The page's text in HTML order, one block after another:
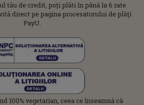
tău de credit, poți plăti în până la 6 rate
direct pe pagina procesatorului de plăți
PayU.
100% vegetarian, ceea ce înseamnă că